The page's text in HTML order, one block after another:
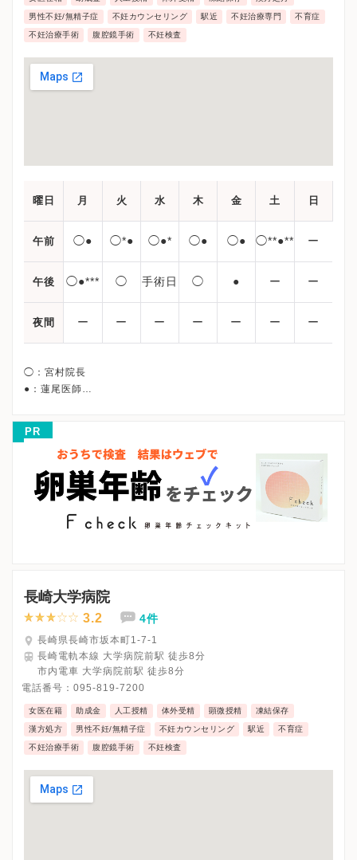
男性不妊/無精子症 不妊カウンセリング 駅近 不妊治療専門 不育症
不妊治療手術 腹腔鏡手術 不妊検査
曜日 月 火 水 木 金 土 日
午前 ◯● ◯*● ◯●* ◯● ◯● ◯**●** ー
午後 ◯●*** ◯ 手術日 ◯ ● ー ー
夜間 ー ー ー ー ー ー ー
◯：宮村院長
●：蓮尾医師
午後/15:00〜18:15
◯* ：12:30まで/◯**：13:30まで
※詳細はクリニックHPを確認、または直接お問い合わせくださ
PR
長崎大学病院
3.2 4件
長崎県長崎市坂本町1-7-1
長崎電軌本線 大学病院前駅 徒歩8分
市内電車 大学病院前駅 徒歩8分
電話番号： 095-819-7200
女医在籍 助成金 人工授精 体外受精 顕微授精 凍結保存
漢方処方 男性不妊/無精子症 不妊カウンセリング 駅近 不育症
不妊治療手術 腹腔鏡手術 不妊検査